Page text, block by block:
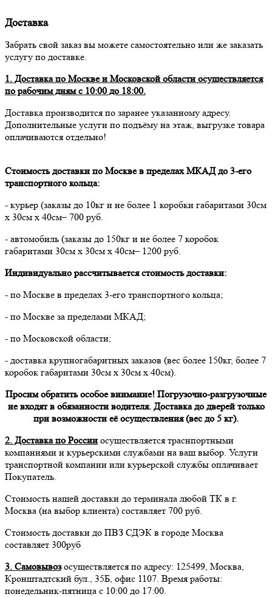
Доставка
Забрать свой заказ вы можете самостоятельно или же заказать
услугу по доставке.
1. Доставка по Москве и Московской области осуществляется
по рабочим дням с 10:00 до 18:00.
Доставка производится по заранее указанному адресу.
Дополнительные услуги по подъёму на этаж, выгрузке товара
оплачиваются отдельно!
Стоимость доставки по Москве в пределах МКАД до 3-его
транспортного кольца:
- курьер (заказы до 10кг и не более 1 коробки габаритами 30см
х 30см х 40см– 700 руб.
- автомобиль (заказы до 150кг и не более 7 коробок
габаритами 30см х 30см х 40см– 1200 руб.
Индивидуально рассчитывается стоимость доставки:
- по Москве в пределах 3-его транспортного кольца;
- по Москве за пределами МКАД;
- по Московской области;
- доставка крупногабаритных заказов (вес более 150кг, более 7
коробок габаритами 30см х 30см х 40см).
Просим обратить особое внимание! Погрузочно-разгрузочные
не входят в обязанности водителя. Доставка до дверей только
при возможности её осуществления (вес до 5 кг).
2. Доставка по России осуществляется траснпортными
компаниями и курьерскими службами на ваш выбор. Услуги
транспортной компании или курьерской службы оплачивает
Покупатель.
Стоимость нашей доставки до терминала любой ТК в г.
Москва (на выбор клиента) составляет 700 руб.
Стоимость доставки до ПВЗ СДЭК в городе Москва
составляет 300руб
3. Самовывозосуществляется по адресу: 125499, Москва,
Кронштадтский бул., 35Б, офис 1107. Время работы:
понедельник-пятница с 10:00 до 17:00.